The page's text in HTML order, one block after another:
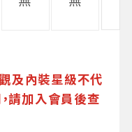
及內裝星級不代
請加入會員後查